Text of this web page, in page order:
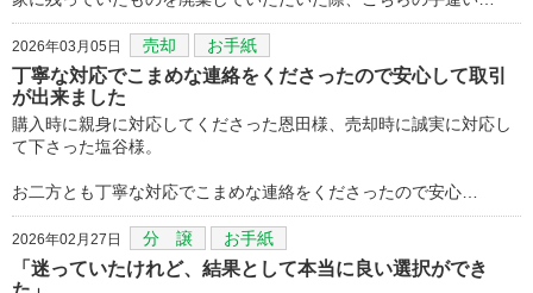
2026年03月05日 売却 お手紙
丁寧な対応でこまめな連絡をくださったので安心して取引
が出来ました
購入時に親身に対応してくださった恩田様、売却時に誠実に対応し
て下さった塩谷様。
お二方とも丁寧な対応でこまめな連絡をくださったので安心…
2026年02月27日 分 譲 お手紙
「迷っていたけれど、結果として本当に良い選択ができ